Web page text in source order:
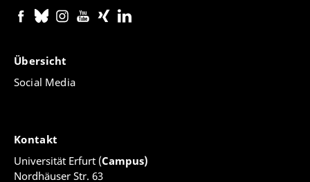
Übersicht
Social Media
Kontakt
Universität Erfurt (Campus)
Nordhäuser Str. 63